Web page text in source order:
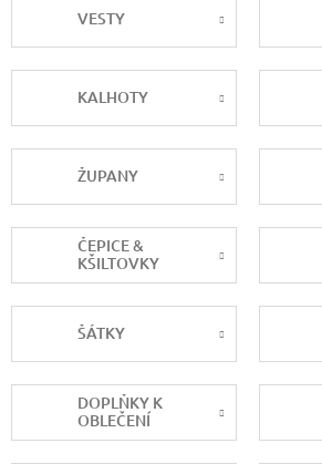
VESTY
KALHOTY
ŽUPANY
ČEPICE &
KŠILTOVKY
ŠÁTKY
DOPLŇKY K
OBLEČENÍ